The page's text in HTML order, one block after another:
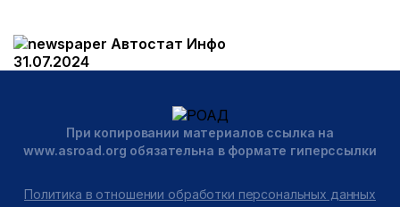
Автостат Инфо
31.07.2024
При копировании материалов ссылка на
www.asroad.org обязательна в формате гиперссылки
Политика в отношении обработки персональных данных